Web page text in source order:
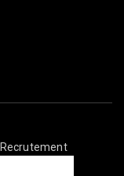
Recrutement